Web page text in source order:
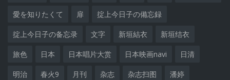
愛を知りたくて 扉 掟上今日子の備忘録
掟上今日子の备忘录 文字 新垣結衣 新垣结衣
旅色 日本 日本唱片大赏 日本映画navi 日清
明治 春火9 月刊 杂志 杂志扫图 潘婷